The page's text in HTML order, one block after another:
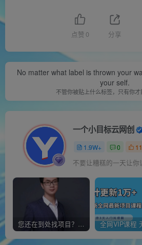
点赞 0 分享
No matter what label is thrown your
your self.
不管你被贴上什么标签，只有你
一个小目标云网创
1.9W+ 0
不要让糟糕的一天让
您还在到处找项目？还在当韭菜？我靠经营“一个小目标网创商城”年入百W+，曾经我也负债累累!